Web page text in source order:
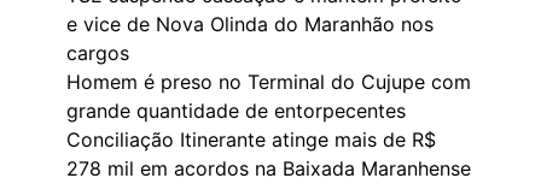
e vice de Nova Olinda do Maranhão nos
cargos
Homem é preso no Terminal do Cujupe com
grande quantidade de entorpecentes
Conciliação Itinerante atinge mais de R$
278 mil em acordos na Baixada Maranhense